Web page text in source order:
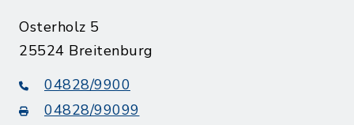
Osterholz 5
25524 Breitenburg
04828/9900
04828/99099